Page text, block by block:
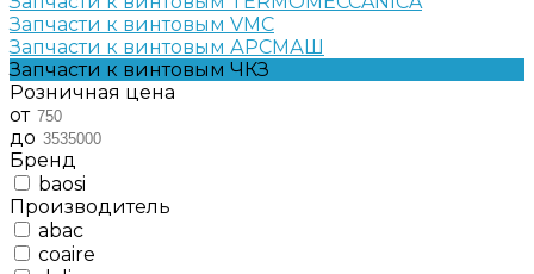
Запчасти к винтовым VMC
Запчасти к винтовым АРСМАШ
Запчасти к винтовым ЧКЗ
Розничная цена
от
до
Бренд
baosi
Производитель
abac
coaire